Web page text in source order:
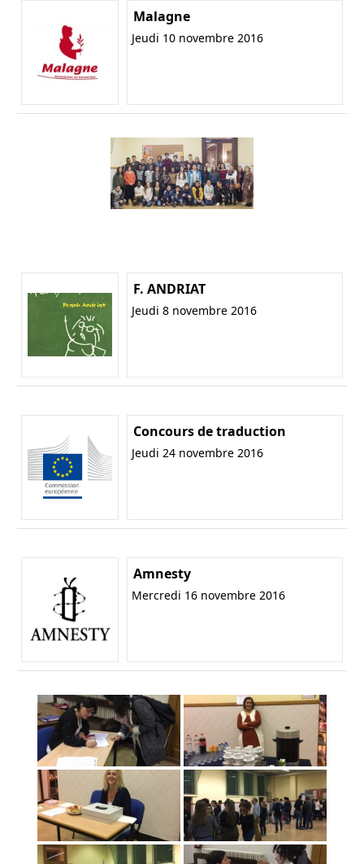
Malagne
Jeudi 10 novembre 2016
F. ANDRIAT
Jeudi 8 novembre 2016
Concours de traduction
Jeudi 24 novembre 2016
Amnesty
Mercredi 16 novembre 2016